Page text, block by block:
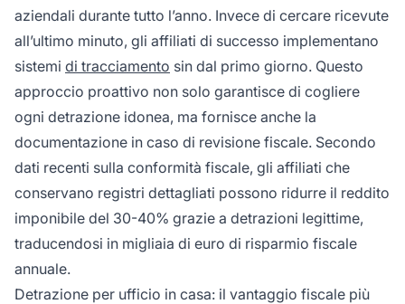
aziendali durante tutto l’anno. Invece di cercare ricevute
all’ultimo minuto, gli affiliati di successo implementano
sistemi di tracciamento sin dal primo giorno. Questo
approccio proattivo non solo garantisce di cogliere
ogni detrazione idonea, ma fornisce anche la
documentazione in caso di revisione fiscale. Secondo
dati recenti sulla conformità fiscale, gli affiliati che
conservano registri dettagliati possono ridurre il reddito
imponibile del 30-40% grazie a detrazioni legittime,
traducendosi in migliaia di euro di risparmio fiscale
annuale.
Detrazione per ufficio in casa: il vantaggio fiscale più